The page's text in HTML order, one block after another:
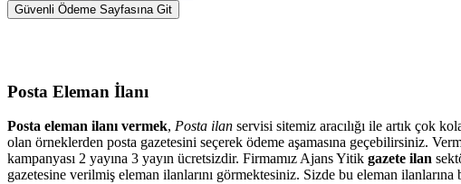
Posta Eleman İlanı
Posta eleman ilanı vermek, Posta ilan servisi sitemiz aracılığı ile artık çok
olan örneklerden posta gazetesini seçerek ödeme aşamasına geçebilirsiniz.
kampanyası 2 yayına 3 yayın ücretsizdir. Firmamız Ajans Yitik gazete ilan
gazetesine verilmiş eleman ilanlarını görmektesiniz. Sizde bu eleman